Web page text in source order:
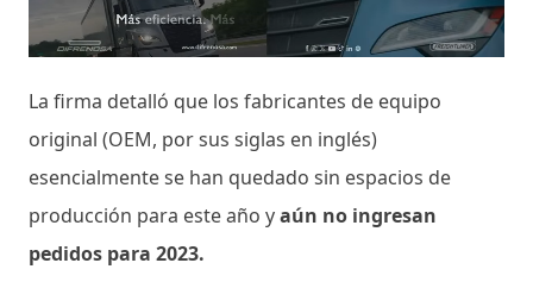
La firma detalló que los fabricantes de equipo
original (OEM, por sus siglas en inglés)
esencialmente se han quedado sin espacios de
producción para este año yaún no ingresan
pedidos para 2023.